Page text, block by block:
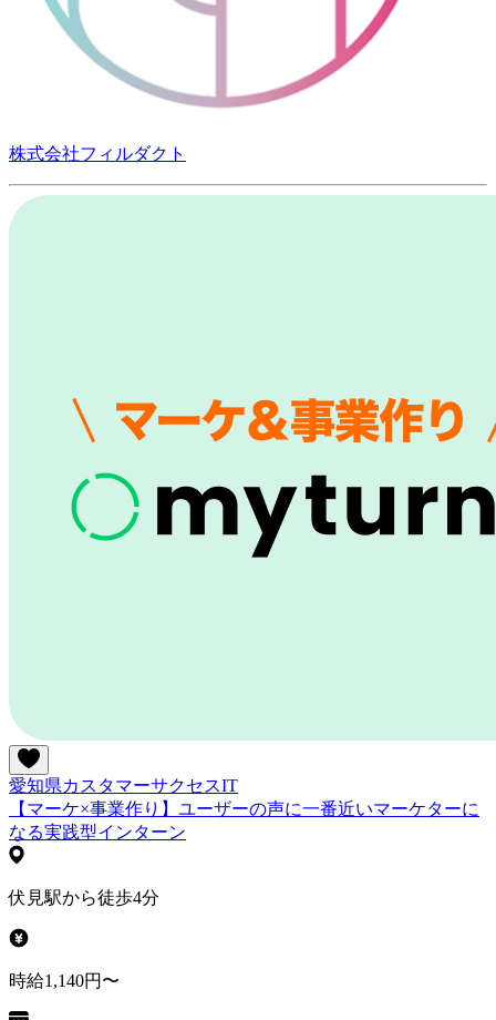
株式会社フィルダクト
愛知県カスタマーサクセスIT
【マーケ×事業作り】ユーザーの声に一番近いマーケターに
なる実践型インターン
伏見駅から徒歩4分
時給1,140円〜